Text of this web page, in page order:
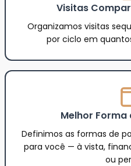
Visitas
Organizamos visitas
por ciclo em
Melhor
Definimos as formas de
para você — à vista,
ou